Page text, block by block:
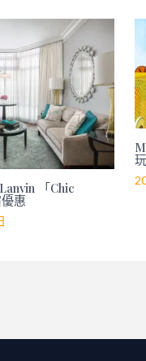
「Chic
惠